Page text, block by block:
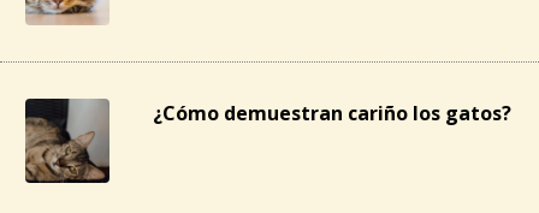
¿Cómo demuestran cariño los gatos?